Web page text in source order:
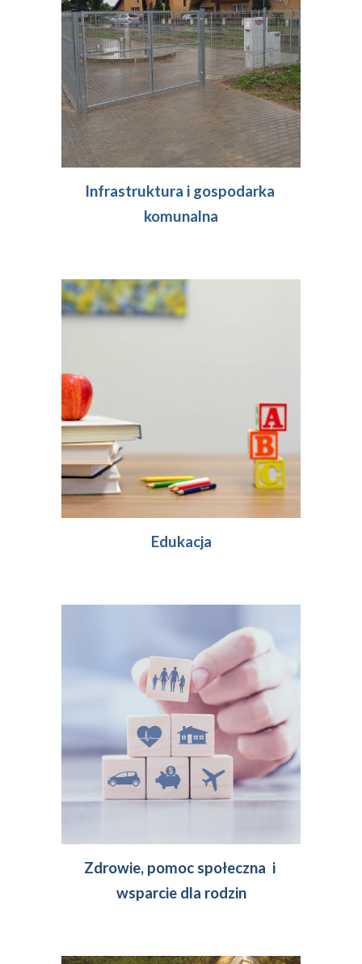
Infrastruktura i gospodarka
komunalna
Edukacja
Zdrowie, pomoc społeczna  i
wsparcie dla rodzin